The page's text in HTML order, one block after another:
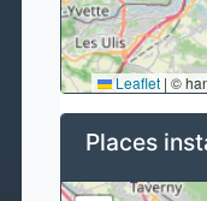
Leaflet | ©
Places